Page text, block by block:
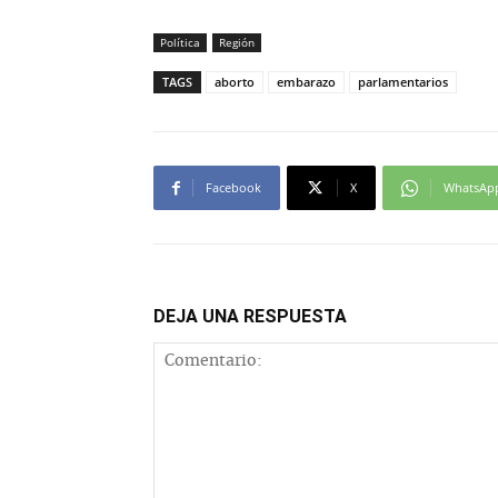
Política Región
TAGS aborto embarazo parlamentarios
Facebook X
DEJA UNA RESPUESTA